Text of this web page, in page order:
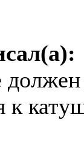
к